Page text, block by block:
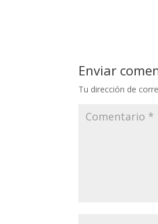
Enviar
Tu dirección de